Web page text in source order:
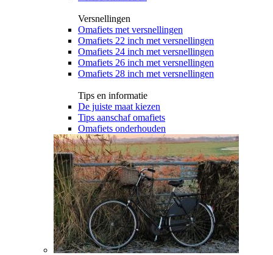
Versnellingen
Omafiets met versnellingen
Omafiets 22 inch met versnellingen
Omafiets 24 inch met versnellingen
Omafiets 26 inch met versnellingen
Omafiets 28 inch met versnellingen
Tips en informatie
De juiste maat kiezen
Tips aanschaf omafiets
Omafiets onderhouden